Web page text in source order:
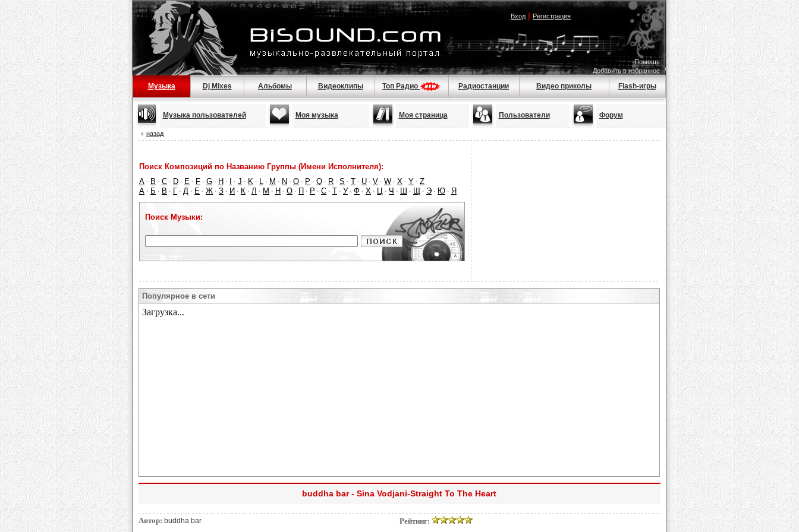
Вход| Регистрация
Помощь
Добавить в избранное
Музыка Dj Mixes Альбомы Видеоклипы Топ Радио Радиостанции Видео приколы Flash-игры
Музыка пользователей Моя музыка Моя страница Пользователи Форум
назад
Поиск Композиций по Названию Группы (Имени Исполнителя):
A · B · C · D · E · F · G · H · · J · K · L · M · N · O · P · Q · R · S · T · U · V · W · X · Y · Z
А · Б · В · Г · Д · Е · Ж · З · И · К · Л · М · Н · О · П · Р · С · Т · У · Ф · Х · Ц · Ч · Ш · Щ · Э · Ю · Я
Поиск Музыки:
Популярное в сети
buddha bar - Sina Vodjani-Straight To The Heart
Автор: buddha bar
Рейтинг: